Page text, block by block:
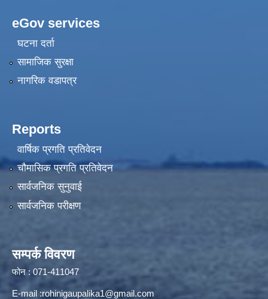
eGov services
घटना दर्ता
सामाजिक सुरक्षा
नागरिक वडापत्र
Reports
वार्षिक प्रगति प्रतिवेदन
चौमासिक प्रगति प्रतिवेदन
सार्वजनिक सुनुवाई
सार्वजनिक परीक्षण
सम्पर्क विवरण
फोन : 071-411047
E-mail :rohinigaupalika1@gmail.com